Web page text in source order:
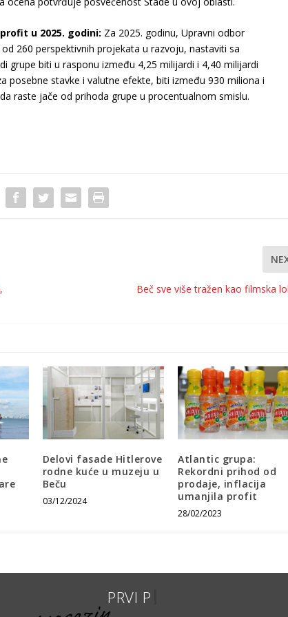
u 2025. godini: Za 2025. godinu, Upravni odbor
260 perspektivnih projekata u razvoju, nastaviti sa
grupe biti u rasponu između 4,25 milijardi i 4,40 milijardi
posebne stavke i valutne efekte, biti između 930 miliona i
raste jače od prihoda grupe u procentualnom smislu.
Beč sve više tražen kao filmska
Delovi fasade Hitlerove
rodne kuće u muzeju u
Beču
03/12/2024
Atlantic grupa:
Rekordni prihod od
prodaje, inflacija
umanjila profit
28/02/2023